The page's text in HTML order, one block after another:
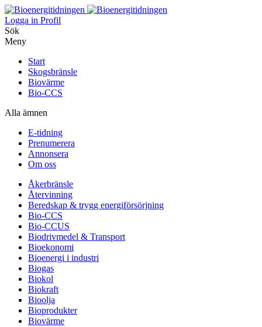
Logga in Profil
Sök
Meny
Start
Skogsbränsle
Biovärme
Bio-CCS
Alla ämnen
E-tidning
Prenumerera
Annonsera
Om oss
Åkerbränsle
Återvinning
Beredskap & trygg energiförsörjning
Bio-CCS
Bio-CCUS
Biodrivmedel & Transport
Bioekonomi
Bioenergi i industri
Biogas
Biokol
Biokraft
Bioolja
Bioprodukter
Biovärme